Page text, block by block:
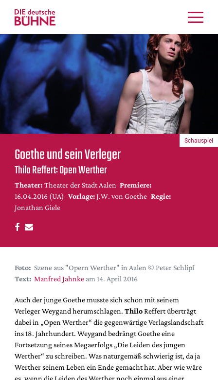
Kritiken
Schauspiel
Musiktheater
Tanz
Crossover
Bühnenwelt
Festivals & Veranstaltungen
Menschen & Theater
Themen
Internationales
Nachrufe
Medientipps
DdB-map
Kalender
Festival-Planer
Alle Hefte
Leseproben
Podcast
Service
Shop / Abo
Goethe und sein Verleger
Thilo Reffert: Open Werther
Theater: Theater der Stadt Aalen Premiere:
16.04.2016 (UA) Vorlage: J.W. von Goethe Regie:
Jonathan Giele
Schauspiel
Foto: Szene aus "Opern Werther" in Aalen © Peter Schlipf
Text: Manfred Jahnke am 14. April 2016
Auch der junge Goethe musste sich schon mit seinem
Verleger Weygand herumschlagen. ThiloReffert überträgt
dabei in „Open Werther“ die gegenwärtige Verlagslandschaft
ins 18. Jahrhundert. Weygand bedrängt Goethe eine
Fortsetzung seines Megaerfolgs „Die Leiden des jungen
Werther“ zu schreiben. Was naturgemäß schwierig ist, da ja
Werther seinem Leben ein Ende gemacht hat. Aber wie wäre
es, wenn die Leiden des Werther noch einmal aus einer